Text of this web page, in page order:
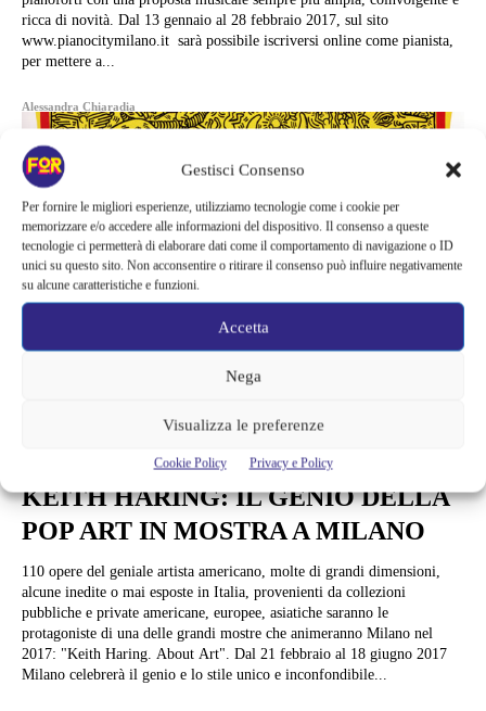
Gestisci Consenso
Per fornire le migliori esperienze, utilizziamo tecnologie come i cookie per
memorizzare e/o accedere alle informazioni del dispositivo. Il consenso a queste
tecnologie ci permetterà di elaborare dati come il comportamento di navigazione o ID
unici su questo sito. Non acconsentire o ritirare il consenso può influire negativamente
su alcune caratteristiche e funzioni.
Accetta
Nega
Visualizza le preferenze
Cookie Policy Privacy e Policy
ricca di novità. Dal 13 gennaio al 28 febbraio 2017, sul sito
www.pianocitymilano.it sarà possibile iscriversi online come pianista,
per mettere a...
Alessandra Chiaradia
KEITH HARING: IL GENIO DELLA
POP ART IN MOSTRA A MILANO
110 opere del geniale artista americano, molte di grandi dimensioni,
alcune inedite o mai esposte in Italia, provenienti da collezioni
pubbliche e private americane, europee, asiatiche saranno le
protagoniste di una delle grandi mostre che animeranno Milano nel
2017: "Keith Haring. About Art". Dal 21 febbraio al 18 giugno 2017
Milano celebrerà il genio e lo stile unico e inconfondibile...